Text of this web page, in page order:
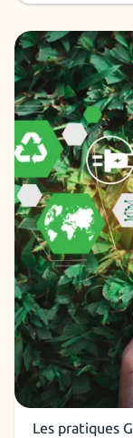
RH et recruteurs
Les pratiques